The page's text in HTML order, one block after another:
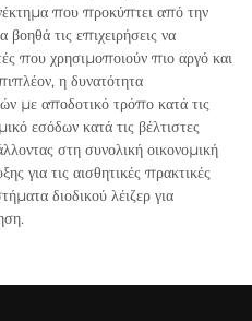
που προκύπτει από την
βοηθά τις επιχειρήσεις να
που χρησιμοποιούν πιο αργό και
η δυνατότητα
με αποδοτικό τρόπο κατά τις
εσόδων κατά τις βέλτιστες
στη συνολική οικονομική
για τις αισθητικές πρακτικές
διοδικού λέιζερ για